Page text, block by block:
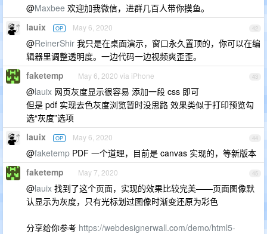
@Maxbee 欢迎加我微信，进群几百人带你摸鱼。
42
lauix OP May 6, 2020
@ReinerShir 我只是在桌面演示，窗口永久置顶的，你可以在编
辑器里调整透明度。一边代码一边视频爽歪歪。
43
faketemp May 6, 2020 via iPhone
@lauix 网页灰度显示很容易 添加一段 css 即可
但是 pdf 实现去色灰度浏览暂时没思路 效果类似于打印预览勾
选“灰度”选项
44
lauix OP May 6, 2020
@faketemp PDF 一个道理，目前是 canvas 实现的，等新版本
45
faketemp May 7, 2020
@lauix 找到了这个页面，实现的效果比较完美——页面图像默
认显示为灰度，只有光标划过图像时渐变还原为彩色
分享给你参考 https://webdesignerwall.com/demo/html5-